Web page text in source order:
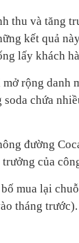
thu và tăng
kết quả
lấy khách
rộng danh
chứa
đường
của
mua lại
tháng